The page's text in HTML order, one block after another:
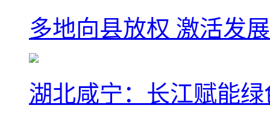
多地向县放权 激活发
湖北咸宁：长江赋能